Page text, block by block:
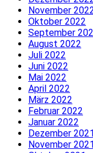
November
Oktober 2022
September
August 2022
Juli 2022
Juni 2022
Mai 2022
April 2022
März 2022
Februar 2022
Januar 2022
Dezember 2021
November 2021